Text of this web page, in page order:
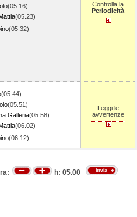
(05.16)
(05.23)
(05.32)
Controlla la
Periodicità
(05.44)
(05.51)
Galleria(05.58)
(06.02)
(06.12)
Leggi le
avvertenze
h: 05.00